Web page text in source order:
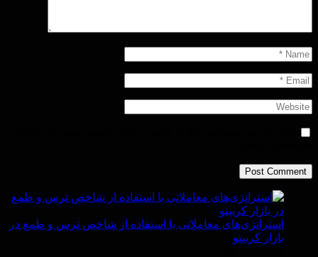
استراتژی‌های معاملاتی با استفاده از شاخص ترس و طمع در
بازار کریپتو